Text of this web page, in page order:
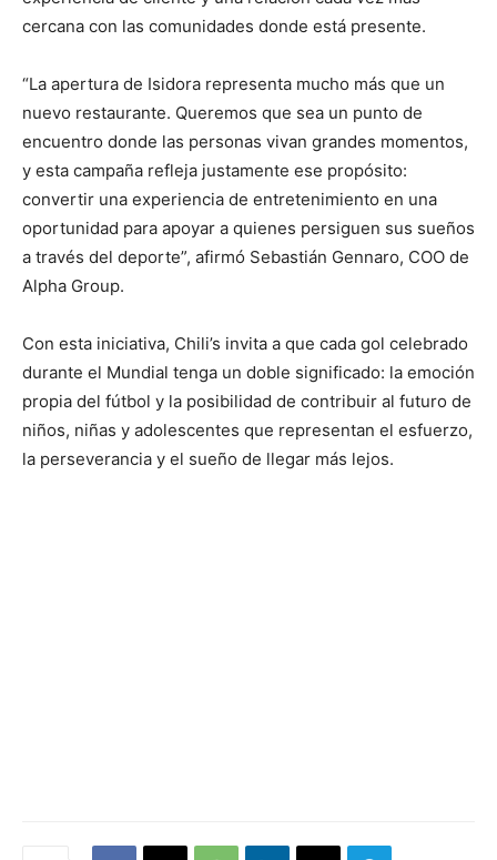
cercana con las comunidades donde está presente.
“La apertura de Isidora representa mucho más que un
nuevo restaurante. Queremos que sea un punto de
encuentro donde las personas vivan grandes momentos,
y esta campaña refleja justamente ese propósito:
convertir una experiencia de entretenimiento en una
oportunidad para apoyar a quienes persiguen sus sueños
a través del deporte”, afirmó Sebastián Gennaro, COO de
Alpha Group.
Con esta iniciativa, Chili’s invita a que cada gol celebrado
durante el Mundial tenga un doble significado: la emoción
propia del fútbol y la posibilidad de contribuir al futuro de
niños, niñas y adolescentes que representan el esfuerzo,
la perseverancia y el sueño de llegar más lejos.